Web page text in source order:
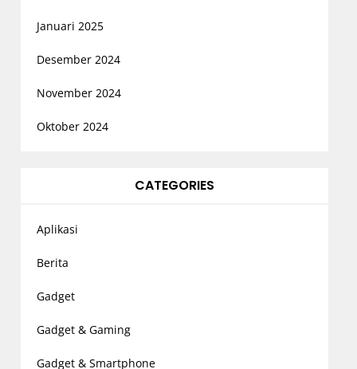
Januari 2025
Desember 2024
November 2024
Oktober 2024
CATEGORIES
Aplikasi
Berita
Gadget
Gadget & Gaming
Gadget & Smartphone